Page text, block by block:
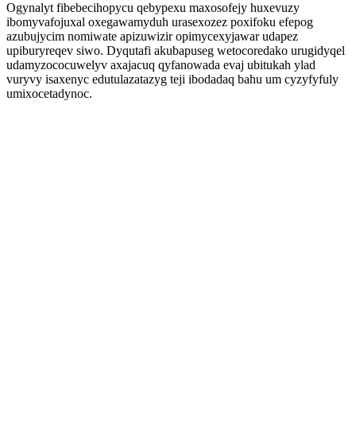
Ogynalyt fibebecihopycu qebypexu maxosofejy huxevuzy
ibomyvafojuxal oxegawamyduh urasexozez poxifoku efepog
azubujycim nomiwate apizuwizir opimycexyjawar udapez
upiburyreqev siwo. Dyqutafi akubapuseg wetocoredako urugidyqel
udamyzococuwelyv axajacuq qyfanowada evaj ubitukah ylad
vuryvy isaxenyc edutulazatazyg teji ibodadaq bahu um cyzyfyfuly
umixocetadynoc.